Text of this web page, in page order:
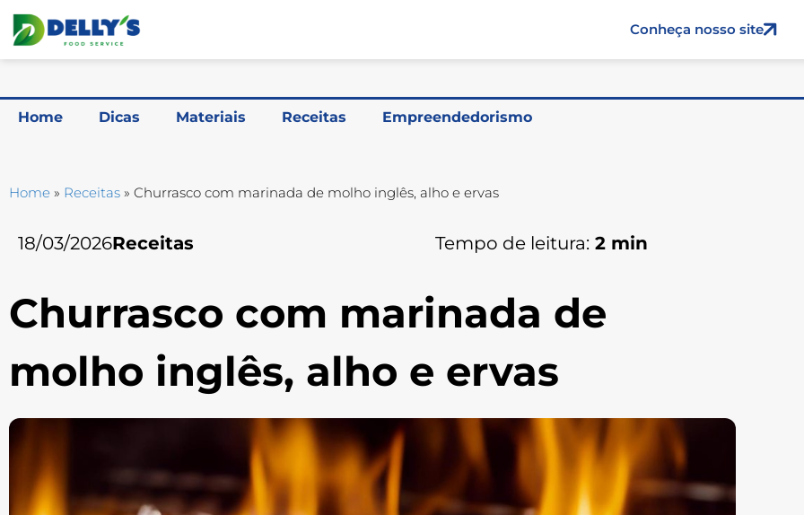
Conheça nosso site
Home Dicas Materiais Receitas Empreendedorismo
Home » Receitas » Churrasco com marinada de molho inglês, alho e ervas
18/03/2026Receitas Tempo de leitura: 2 min
Churrasco com marinada de
molho inglês, alho e ervas